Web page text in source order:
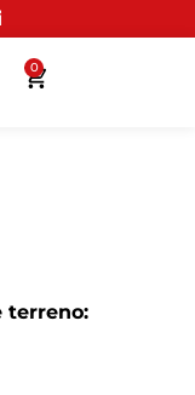
puntos
0
terreno: